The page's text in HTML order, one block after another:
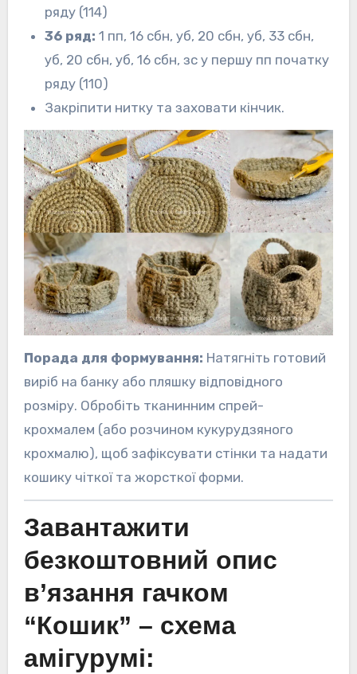
ряду (114)
36 ряд: 1 пп, 16 сбн, уб, 20 сбн, уб, 33 сбн,
уб, 20 сбн, уб, 16 сбн, зс у першу пп початку
ряду (110)
Закріпити нитку та заховати кінчик.
Порада для формування: Натягніть готовий
виріб на банку або пляшку відповідного
розміру. Обробіть тканинним спрей-
крохмалем (або розчином кукурудзяного
крохмалю), щоб зафіксувати стінки та надати
кошику чіткої та жорсткої форми.
Завантажити
безкоштовний опис
в’язання гачком
“Кошик” – схема
амігурумі: